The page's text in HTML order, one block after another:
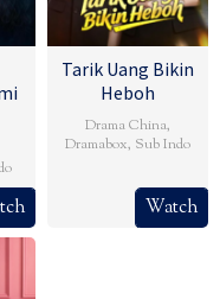
Tarik Uang Bikin
Heboh
Drama China,
Dramabox, Sub Indo
Watch